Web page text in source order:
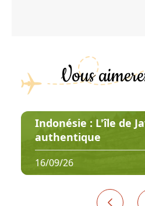
Vous
Indonésie : L'île de
authentique
16/09/26